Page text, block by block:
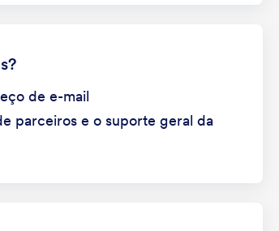
de e-mail
parceiros e o suporte geral da